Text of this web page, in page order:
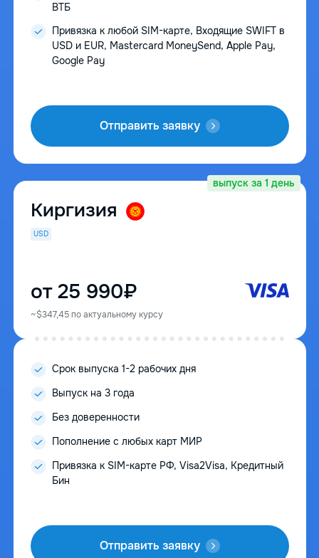
ВТБ
Привязка к любой SIM-карте, Входящие SWIFT в
USD и EUR, Mastercard MoneySend, Apple Pay,
Google Pay
Отправить заявку
выпуск за 1 день
Киргизия
USD
от 25 990₽
~$347,45 по актуальному курсу
Cрок выпуска 1-2 рабочих дня
Выпуск на 3 года
Без доверенности
Пополнение с любых карт МИР
Привязка к SIM-карте РФ, Visa2Visa, Кредитный
Бин
Отправить заявку